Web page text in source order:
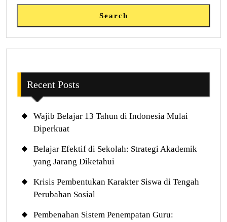
Search
Recent Posts
Wajib Belajar 13 Tahun di Indonesia Mulai
Diperkuat
Belajar Efektif di Sekolah: Strategi Akademik
yang Jarang Diketahui
Krisis Pembentukan Karakter Siswa di Tengah
Perubahan Sosial
Pembenahan Sistem Penempatan Guru: